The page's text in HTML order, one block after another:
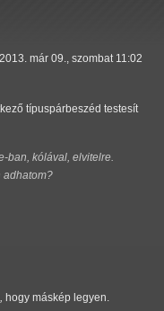
2013. már 09., szombat 11:02
típuspárbeszéd testesít
ban, kólával, elvitelre.
adhatom?
hogy máskép legyen.